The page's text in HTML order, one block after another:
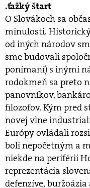
.ťažký štart
O Slovákoch sa
minulosti.
od iných národov
sme budovali
ponímaní) s inými
rodokmeň sa preto
panovníkov,
filozofov. Kým pred
novej vlne
Európy ovládali
boli nepočetným a
niekde na periférii
reprezentácia
defenzíve,